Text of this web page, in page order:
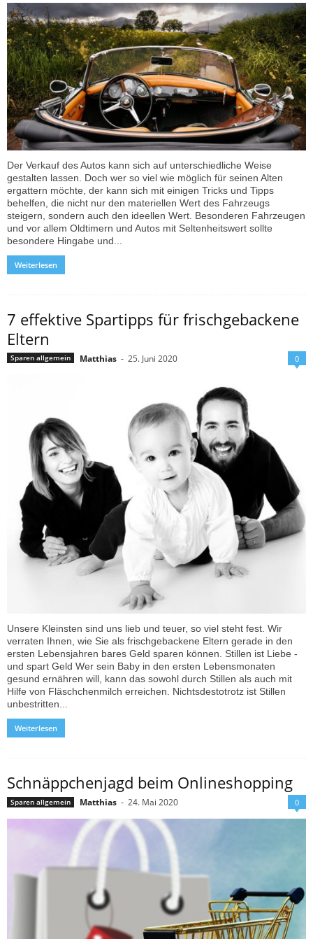
Der Verkauf des Autos kann sich auf unterschiedliche Weise
gestalten lassen. Doch wer so viel wie möglich für seinen Alten
ergattern möchte, der kann sich mit einigen Tricks und Tipps
behelfen, die nicht nur den materiellen Wert des Fahrzeugs
steigern, sondern auch den ideellen Wert. Besonderen Fahrzeugen
und vor allem Oldtimern und Autos mit Seltenheitswert sollte
besondere Hingabe und...
Weiterlesen
7 effektive Spartipps für frischgebackene
Eltern
Sparen allgemein Matthias - 25. Juni 2020 0
Unsere Kleinsten sind uns lieb und teuer, so viel steht fest. Wir
verraten Ihnen, wie Sie als frischgebackene Eltern gerade in den
ersten Lebensjahren bares Geld sparen können. Stillen ist Liebe -
und spart Geld Wer sein Baby in den ersten Lebensmonaten
gesund ernähren will, kann das sowohl durch Stillen als auch mit
Hilfe von Fläschchenmilch erreichen. Nichtsdestotrotz ist Stillen
unbestritten...
Weiterlesen
Schnäppchenjagd beim Onlineshopping
Sparen allgemein Matthias - 24. Mai 2020 0